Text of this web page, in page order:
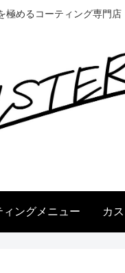
極めるコーティング専門店
ィングメニュー カ